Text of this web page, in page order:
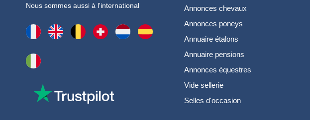
Nous sommes aussi à l'international
Annonces chevaux
Annonces poneys
Annuaire étalons
Annuaire pensions
Annonces équestres
Vide sellerie
Selles d'occasion